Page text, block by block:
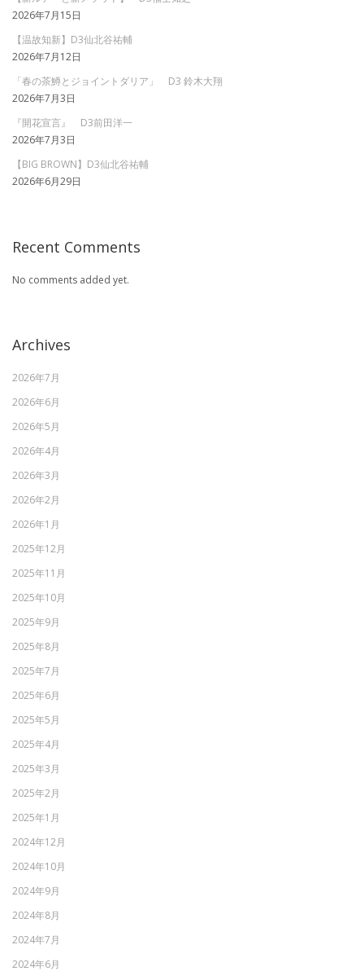
2026年7月15日
【温故知新】D3仙北谷祐輔
2026年7月12日
「春の茶鱒とジョイントダリア」 D3 鈴木大翔
2026年7月3日
『開花宣言』 D3前田洋一
2026年7月3日
【BIG BROWN】D3仙北谷祐輔
2026年6月29日
Recent Comments
No comments added yet.
Archives
2026年7月
2026年6月
2026年5月
2026年4月
2026年3月
2026年2月
2026年1月
2025年12月
2025年11月
2025年10月
2025年9月
2025年8月
2025年7月
2025年6月
2025年5月
2025年4月
2025年3月
2025年2月
2025年1月
2024年12月
2024年10月
2024年9月
2024年8月
2024年7月
2024年6月